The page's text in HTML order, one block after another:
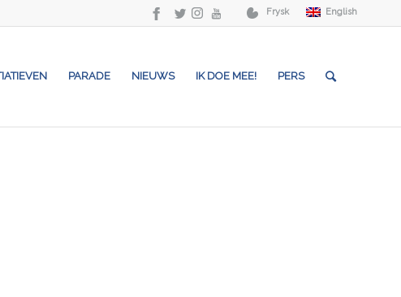
Frysk English
PARADE NIEUWS IK DOE MEE! PERS